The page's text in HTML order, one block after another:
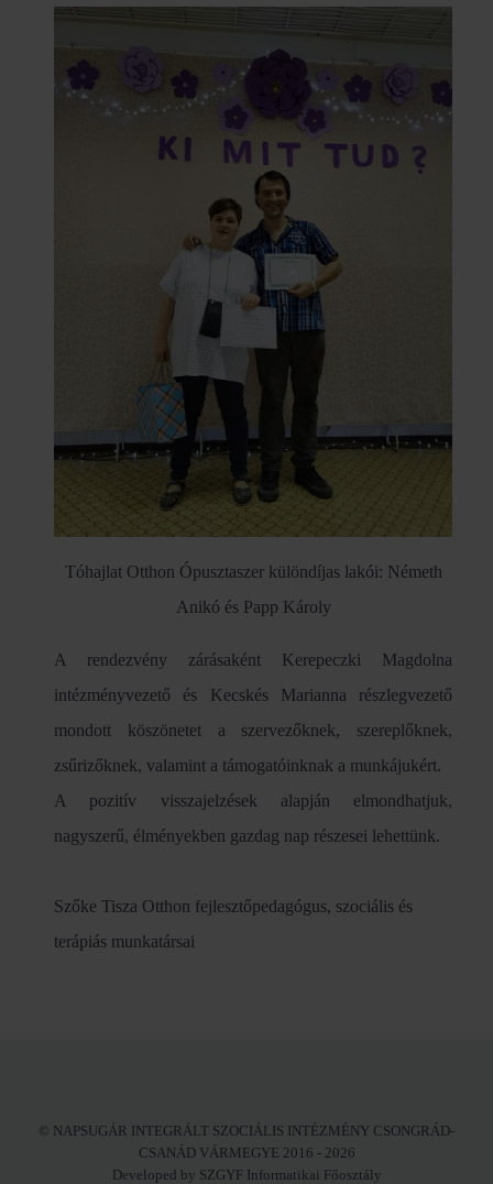
Tóhajlat Otthon Ópusztaszer különdíjas lakói: Németh
Anikó és Papp Károly
A rendezvény zárásaként Kerepeczki Magdolna
intézményvezető és Kecskés Marianna részlegvezető
mondott köszönetet a szervezőknek, szereplőknek,
zsűrizőknek, valamint a támogatóinknak a munkájukért.
A pozitív visszajelzések alapján elmondhatjuk,
nagyszerű, élményekben gazdag nap részesei lehettünk.
Szőke Tisza Otthon fejlesztőpedagógus, szociális és
terápiás munkatársai
© NAPSUGÁR INTEGRÁLT SZOCIÁLIS INTÉZMÉNY CSONGRÁD-
CSANÁD VÁRMEGYE 2016 - 2026
Developed by SZGYF Informatikai Főosztály